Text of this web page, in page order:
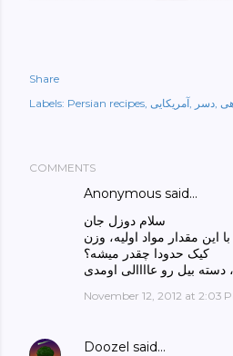
Share
Labels: Persian recipes آمریکایی دسر
COMMENTS
Anonymous said…
سلام دوزل جان
این مقدار مواد اولیه، وزن
کیک حدودا چقدر میشه؟
November 12, 2012 at 2:03
Doozel said…